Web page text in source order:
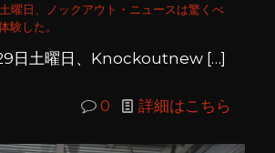
曜日、ノックアウト・ニュースは驚くべ
験した。
日土曜日、Knockoutnew […]
0 詳細はこちら